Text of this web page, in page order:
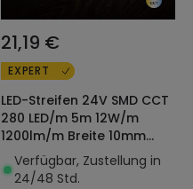
21,19 €
EXPERT
LED-Streifen 24V SMD CCT
280 LED/m 5m 12W/m
1200lm/m Breite 10mm
Schnitt 5cm IP20 CRI90
Verfügbar, Zustellung in
24/48 Std.